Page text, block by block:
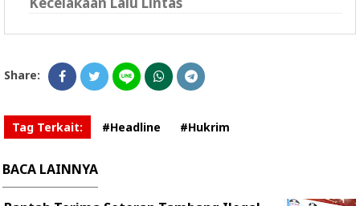
Share:
Tag Terkait: #Headline #Hukrim
BACA LAINNYA